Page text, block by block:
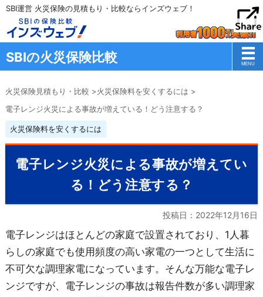
SBI運営 火災保険の見積もり・比較ならインズウェブ！
SBIの火災保険比較
火災保険見積もり・比較 >火災保険料を安くするには >
電子レンジ火災による事故が増えている！どう注意する？
火災保険料を安くするには
電子レンジ火災による事故が増えてい
る！どう注意する？
投稿日： 2022年12月16日
電子レンジはほとんどの家庭で設置されており、1人暮
らしの家庭でも使用頻度の高い家電の一つとして生活に
不可欠な調理家電になっています。そんな万能な電子レ
ンジですが、電子レンジの事故は報告件数が多い調理家